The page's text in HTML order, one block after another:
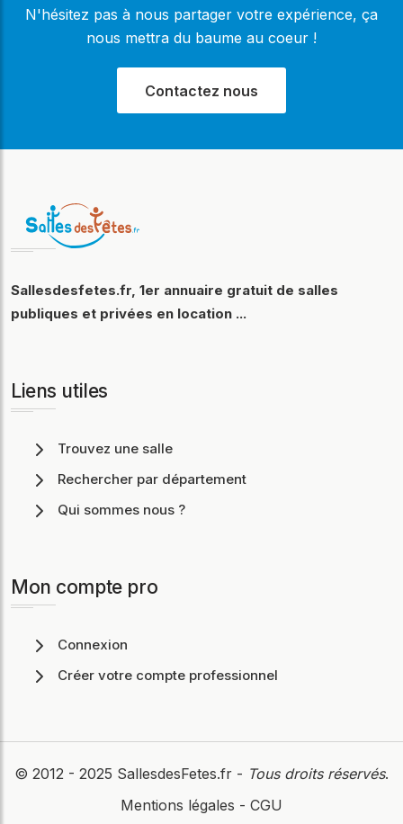
N'hésitez pas à nous partager votre expérience, ça
nous mettra du baume au coeur !
Contactez nous
Sallesdesfetes.fr, 1er annuaire gratuit de salles
publiques et privées en location ...
Liens utiles
Trouvez une salle
Rechercher par département
Qui sommes nous ?
Mon compte pro
Connexion
Créer votre compte professionnel
© 2012 - 2025 SallesdesFetes.fr - Tous droits réservés.
Mentions légales - CGU